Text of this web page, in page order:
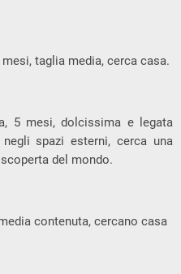
taglia media, cerca casa.
5 mesi, dolcissima e legata
spazi esterni, cerca una
del mondo.
contenuta, cercano casa